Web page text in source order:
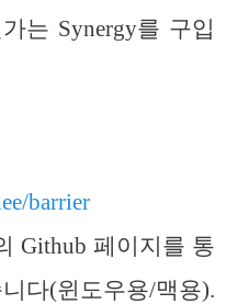
는 Synergy를 구입
barrier
Github 페이지를 통
다(윈도우용/맥용).